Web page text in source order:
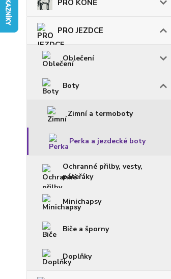
PRO KONĚ
PRO JEZDCE
Oblečení
Boty
Zimní a termoboty
Perka a jezdecké boty
Ochranné přilby, vesty,
páteřáky
Minichapsy
Biče a šporny
Doplňky